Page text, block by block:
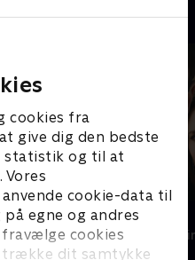
cookies fra
give dig den bedste
statistik og til at
cookie-data til
egne og andres
cookies
trække dit samtykke
Top Dog
Krimi &